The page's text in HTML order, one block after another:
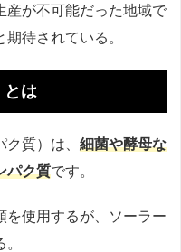
産が不可能だった地域で
待されている。
とは
質）は、 細菌や酵母な
パク質です。
を使用するが、ソーラー